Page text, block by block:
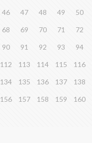
46 47 48 49 50
68 69 70 71 72
90 91 92 93 94
112 113 114 115 116
134 135 136 137 138
156 157 158 159 160